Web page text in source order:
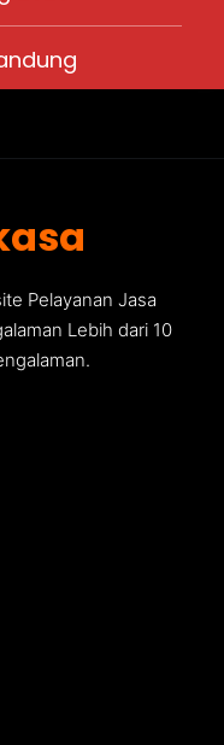
Pelayanan Jasa
Lebih dari 10